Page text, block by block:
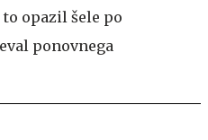
opazil šele po
ponovnega